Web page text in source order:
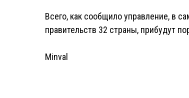
Всего, как сообщило управление, в
правительств 32 страны, прибудут
Minval